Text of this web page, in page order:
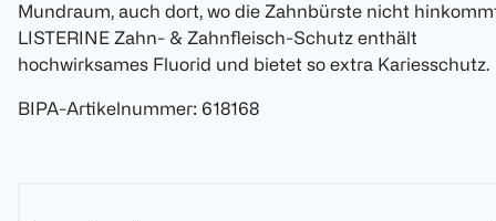
Mundraum, auch dort, wo die Zahnbürste nicht
LISTERINE Zahn- & Zahnfleisch-Schutz enthält
hochwirksames Fluorid und bietet so extra Kariesschutz.
BIPA-Artikelnummer: 618168